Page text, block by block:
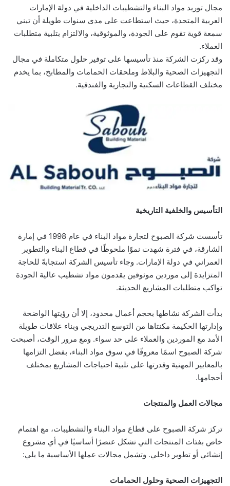
مجال توريد مواد البناء والتشطيبات الداخلية في دولة الإمارات
العربية المتحدة، حيث استطاعت على مدى سنوات طويلة أن تبني
سمعة قوية تقوم على الجودة، والموثوقية، والالتزام بتلبية متطلبات
العملاء.
وقد ركزت الشركة منذ تأسيسها على توفير حلول متكاملة في مجال
التجهيزات الصحية والبلاط وملحقات الحمامات والمطابخ، بما يخدم
مختلف القطاعات السكنية والتجارية والفندقية.
التأسيس والخلفية التاريخية
تأسست شركة الصبوح لتجارة مواد البناء في عام 1998 في إمارة
الشارقة، في فترة شهدت نموًا ملحوظًا في قطاع البناء والتطوير
العمراني في دولة الإمارات. وجاء تأسيس الشركة استجابةً للحاجة
المتزايدة إلى موردين موثوقين يقدمون مواد تشطيب عالية الجودة
تواكب متطلبات المشاريع الحديثة.
بدأت الشركة نشاطها بحجم أعمال محدود، إلا أن رؤيتها الواضحة
وإدارتها الحكيمة مكنتاها من التوسع التدريجي وبناء علاقات طويلة
الأمد مع الموردين والعملاء على حد سواء. ومع مرور الوقت، أصبحت
شركة الصبوح اسمًا معروفًا في سوق مواد البناء، بفضل التزامها
بالمعايير المهنية وقدرتها على تلبية احتياجات المشاريع بمختلف
أحجامها.
مجالات العمل والمنتجات
تركز شركة الصبوح على قطاع مواد البناء والتشطيبات، مع اهتمام
خاص بفئات المنتجات التي تشكل عنصرًا أساسيًا في أي مشروع
إنشائي أو تطوير داخلي. وتشمل مجالات عملها الأساسية ما يلي:
التجهيزات الصحية وحلول الحمامات